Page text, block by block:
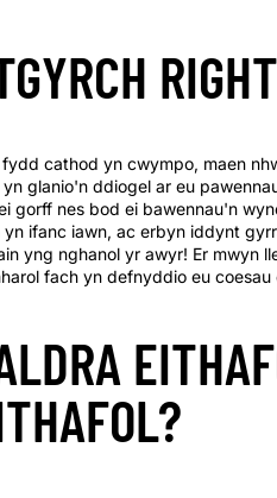
fydd cathod yn cwympo, maen
glanio'n ddiogel ar eu
gorff nes bod ei bawennau'n
yn ifanc iawn, ac erbyn iddynt
yng nghanol yr awyr! Er mwyn
fach yn defnyddio eu